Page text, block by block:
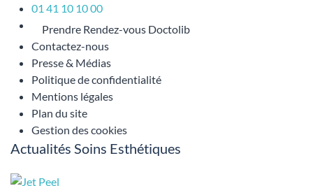
01 41 10 10 00
Prendre Rendez-vous Doctolib
Contactez-nous
Presse & Médias
Politique de confidentialité
Mentions légales
Plan du site
Gestion des cookies
Actualités Soins Esthétiques